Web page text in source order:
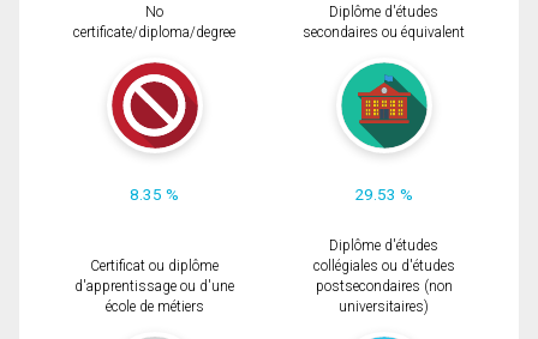
No
certificate/diploma/degree
8.35 %
Diplôme d'études
secondaires ou équivalent
29.53 %
Certificat ou diplôme
d'apprentissage ou d'une
école de métiers
Diplôme d'études
collégiales ou d'études
postsecondaires (non
universitaires)